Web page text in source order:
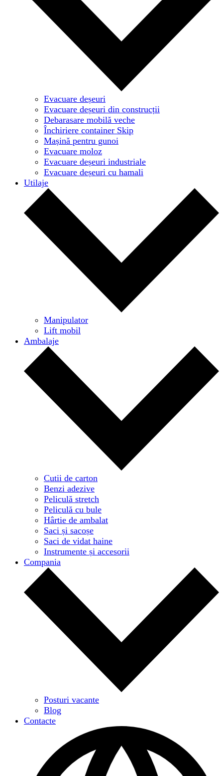
Evacuare deșeuri
Evacuare deșeuri din construcții
Debarasare mobilă veche
Închiriere container Skip
Mașină pentru gunoi
Evacuare moloz
Evacuare deșeuri industriale
Evacuare deșeuri cu hamali
Utilaje
Manipulator
Lift mobil
Ambalaje
Cutii de carton
Benzi adezive
Peliculă stretch
Peliculă cu bule
Hârtie de ambalat
Saci și sacoșe
Saci de vidat haine
Instrumente și accesorii
Compania
Posturi vacante
Blog
Contacte